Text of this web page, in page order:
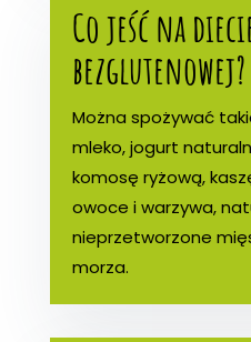
Co jeść na
bezglutenowej?
Można spożywać
mleko, jogurt
komosę ryżową,
owoce i warzywa,
nieprzetworzone
morza.